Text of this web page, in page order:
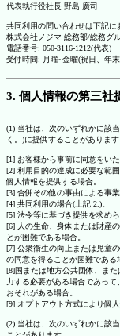
代表執行役社長 野島 廣司
共同利用の問い合わせは下記に
株式会社ノジマ 総務部/総務グ
電話番号: 050-3116-1212(代表)
受付時間: 月曜~金曜(祝日、年
3. 個人情報の第三社
(1) 当社は、次のいずれかに該
く。)に提供することがあります
[1] お客様から事前に同意をいた
[2] 利用目的の達成に必要な範
個人情報を提供する場合。
[3] 合併その他の事由による事
[4] 共同利用の場合(上記 2.)。
[5] 法令等に基づき提供を求めら
[6] 人の生命、身体または財産
とが困難である場合。
[7] 公衆衛生の向上または児童
の同意を得ることが困難である
[8]国または地方公共団体、ま
力する必要がある場合であっ
おそれがある場合。
[9] オプトアウト方式により個
(2) 当社は、次のいずれかに該